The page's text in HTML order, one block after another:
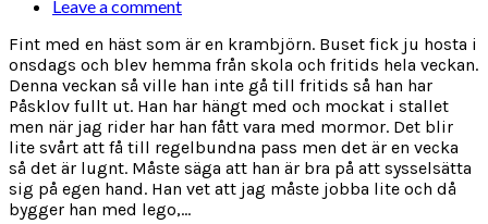
Leave a comment
Fint med en häst som är en krambjörn. Buset fick ju hosta i
onsdags och blev hemma från skola och fritids hela veckan.
Denna veckan så ville han inte gå till fritids så han har
Påsklov fullt ut. Han har hängt med och mockat i stallet
men när jag rider har han fått vara med mormor. Det blir
lite svårt att få till regelbundna pass men det är en vecka
så det är lugnt. Måste säga att han är bra på att sysselsätta
sig på egen hand. Han vet att jag måste jobba lite och då
bygger han med lego,...